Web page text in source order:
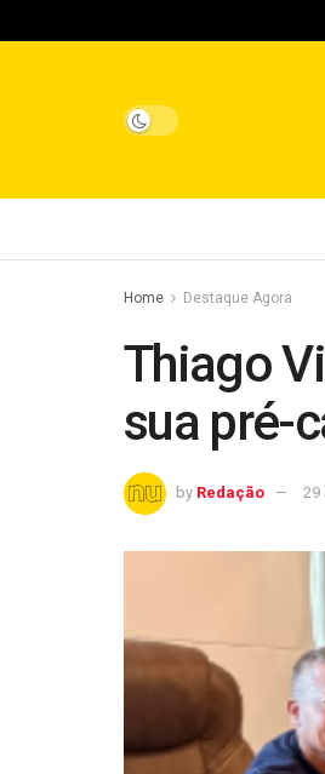
Home Destaque Agora
Thiago
sua pré-
by Redação 29